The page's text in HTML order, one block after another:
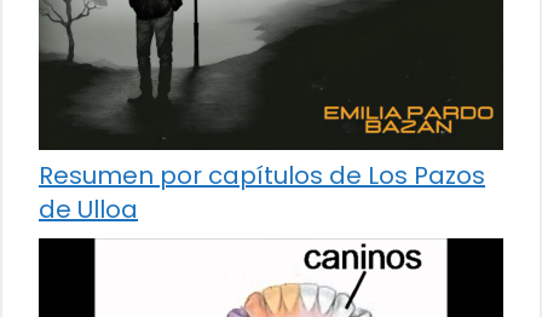
Resumen por capítulos de Los Pazos
de Ulloa